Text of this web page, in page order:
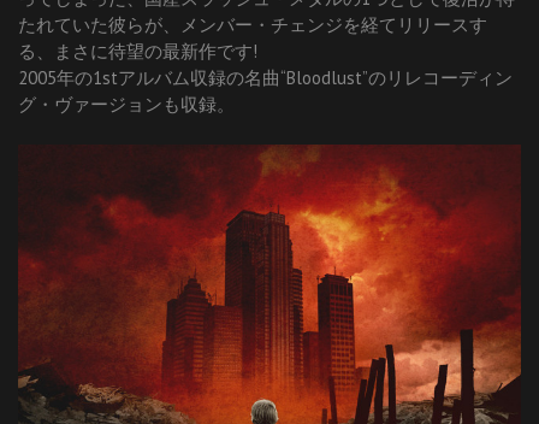
たれていた彼らが、メンバー・チェンジを経てリリースす
る、まさに待望の最新作です!
2005年の1stアルバム収録の名曲“Bloodlust”のリレコーディン
グ・ヴァージョンも収録。